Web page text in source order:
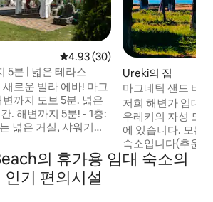
평점 4.93점(5점 만점), 후기 30
4.93 (30)
5분 | 넓은 테라스
운 빌라 에바! 마그
지 도보 5분. 넓은
1층:
넓은 거실, 샤워기가
은 테라스가 있습니다.
Ureki의 집
마그네틱 샌드 비
하우스
저희 해변가 임대
우레키의 자성 모
에 있습니다. 모든
숙소입니다(추운
고). 통나무집은 가
지 수용할 수 있으
의 휴가용 임대 숙소의
인기 편의시설